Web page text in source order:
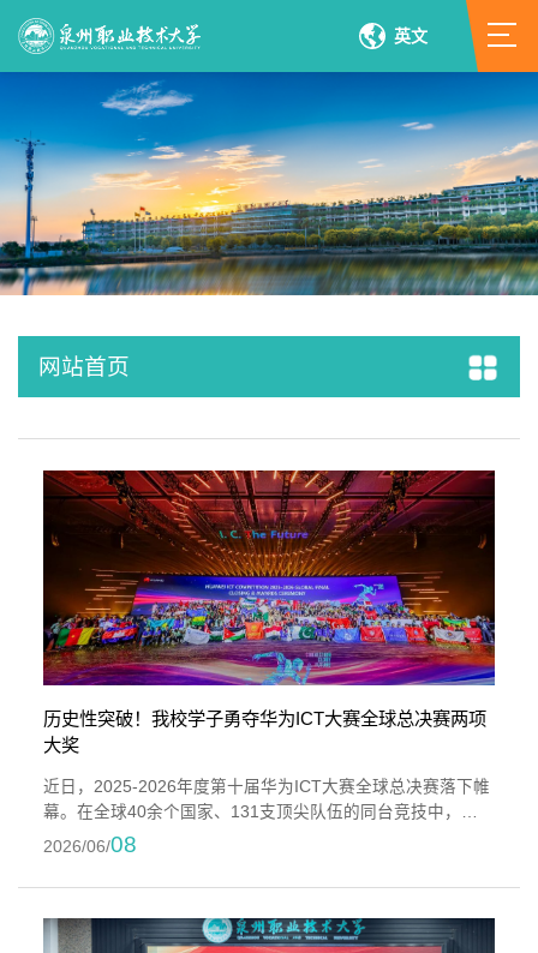
英文
网站首页
历史性突破！我校学子勇夺华为ICT大赛全球总决赛两项
大奖
近日，2025-2026年度第十届华为ICT大赛全球总决赛落下帷
幕。在全球40余个国家、131支顶尖队伍的同台竞技中，我
校联合创新产业学院学子组成的“芭比公主队”脱颖而出，一举
以两项大奖的骄人战绩，实现我校在该赛事的历史性突破！
学科竞赛之一。本届大赛竞争尤为激烈，我校团队在指导老
2026/06/08